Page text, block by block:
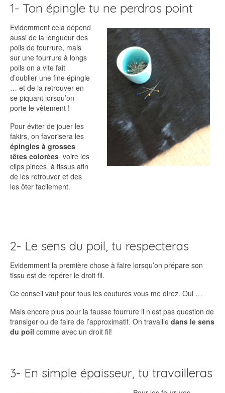
1- Ton épingle tu ne perdras point
Evidemment cela dépend
aussi de la longueur des
poils de fourrure, mais
sur une fourrure à longs
poils on a vite fait
d’oublier une fine épingle
… et de la retrouver en
se piquant lorsqu’on
porte le vêtement !
Pour éviter de jouer les
fakirs, on favorisera les
épingles à grosses
têtes colorées voire les
clips pinces à tissus afin
de les retrouver et des
les ôter facilement.
2- Le sens du poil, tu respecteras
Evidemment la première chose à faire lorsqu’on prépare son
tissu est de repérer le droit fil.
Ce conseil vaut pour tous les coutures vous me direz. Oui …
Mais encore plus pour la fausse fourrure il n’est pas question de
transiger ou de faire de l’approximatif. On travaille dans le sens
du poil comme avec un droit fil!
3- En simple épaisseur, tu travailleras